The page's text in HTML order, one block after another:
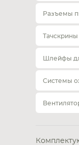
Разъемы
Тачскрины
Шлейфы
Системы